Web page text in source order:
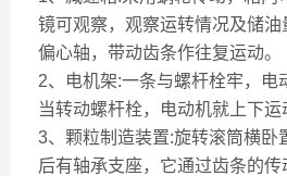
镜可观察，观察运转情况及储
偏心轴，带动齿条作往复运动。
2、电机架:一条与螺杆栓牢，电
当转动螺杆栓，电动机就上下运
3、 颗粒制造装置:旋转滚筒横卧
后有轴承支座，它通过齿条的